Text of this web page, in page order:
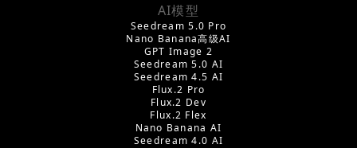
AI模型
Seedream 5.0 Pro
Nano Banana高级AI
GPT Image 2
Seedream 5.0 AI
Seedream 4.5 AI
Flux.2 Pro
Flux.2 Dev
Flux.2 Flex
Nano Banana AI
Seedream 4.0 AI